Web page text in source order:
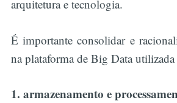
arquitetura e tecnologia.
É importante consolidar e
na plataforma de Big Data utilizada
1. armazenamento e